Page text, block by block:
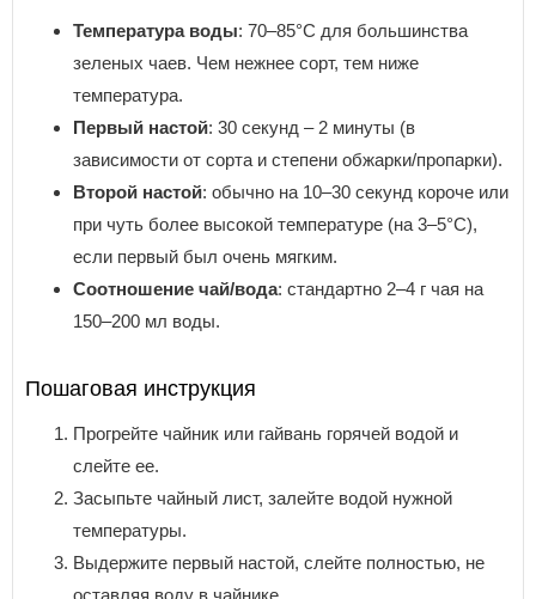
Температура воды: 70–85°C для большинства
зеленых чаев. Чем нежнее сорт, тем ниже
температура.
Первый настой: 30 секунд – 2 минуты (в
зависимости от сорта и степени обжарки/пропарки).
Второй настой: обычно на 10–30 секунд короче или
при чуть более высокой температуре (на 3–5°C),
если первый был очень мягким.
Соотношение чай/вода: стандартно 2–4 г чая на
150–200 мл воды.
Пошаговая инструкция
Прогрейте чайник или гайвань горячей водой и
слейте ее.
Засыпьте чайный лист, залейте водой нужной
температуры.
Выдержите первый настой, слейте полностью, не
оставляя воду в чайнике.